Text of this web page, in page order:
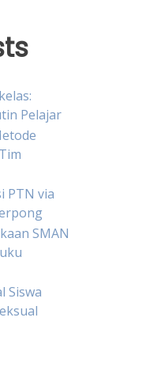
Pelajar
PTN via
SMAN
Siswa